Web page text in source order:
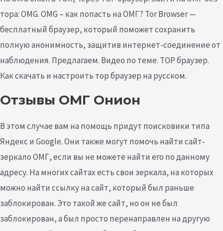
тора: OMG. OMG – как попасть на ОМГ? Tor Browser —
бесплатный браузер, который поможет сохранить
полную анонимность, защитив интернет-соединение от
наблюдения. Предлагаем. Видео по теме. ТОР браузер.
Как скачать и настроить тор браузер на русском.
Отзывы ОМГ Онион
В этом случае вам на помощь придут поисковики типа
Яндекс и Google. Они также могут помочь найти сайт-
зеркало ОМГ, если вы не можете найти его по данному
адресу. На многих сайтах есть свои зеркала, на которых
можно найти ссылку на сайт, который был раньше
заблокирован. Это такой же сайт, но он не был
заблокирован, а был просто перенаправлен на другую